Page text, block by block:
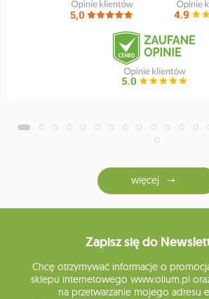
więcej
Zapisz się do
Chcę otrzymywać informacje o
sklepu internetowego www.olium.pl
na przetwarzanie mojego adresu